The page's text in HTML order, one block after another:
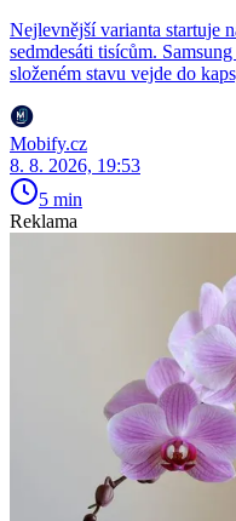
Nejlevnější varianta startuje
sedmdesáti tisícům.
složeném stavu vejde do
Mobify.cz
8. 8. 2026, 19:53
5 min
Reklama